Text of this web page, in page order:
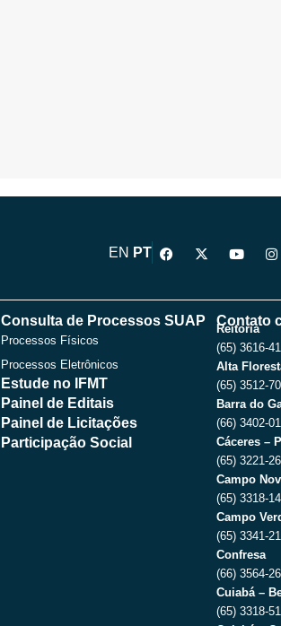
EN PT
F
a
b
o
o
X
-
i
t
Y
o
u
b
e
I
n
a
g
r
a
m
Consulta de Processos SUAP
Processos Físicos
Processos Eletrônicos
Estude no IFMT
Painel de Editais
Painel de Licitações
Participação Social
Contato
Reitoria
(65) 3616-
Alta
(65) 3512-
Barra do
(66) 3402-
Cáceres –
(65) 3221-
Campo
(65) 3318-
Campo
(65) 3341-
Confresa
(66) 3564-
Cuiabá –
(65) 3318-